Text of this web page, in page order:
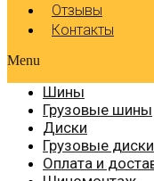
Отзывы
Контакты
Menu
Шины
Грузовые шины
Диски
Грузовые диски
Оплата и